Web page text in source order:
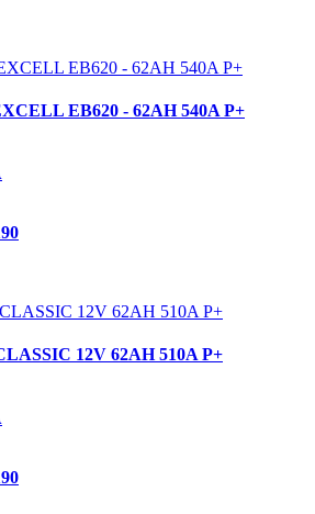
EB620 - 62AH 540A P+
12V 62AH 510A P+